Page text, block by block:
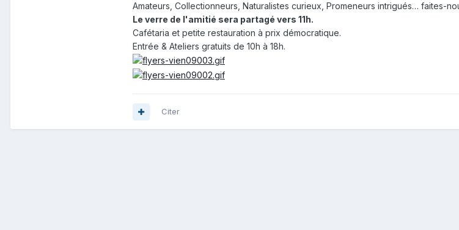
Amateurs, Collectionneurs, Naturalistes curieux, Promeneurs intrigués… faites-
Le verre de l'amitié sera partagé vers 11h.
Cafétaria et petite restauration à prix démocratique.
Entrée & Ateliers gratuits de 10h à 18h.
Citer